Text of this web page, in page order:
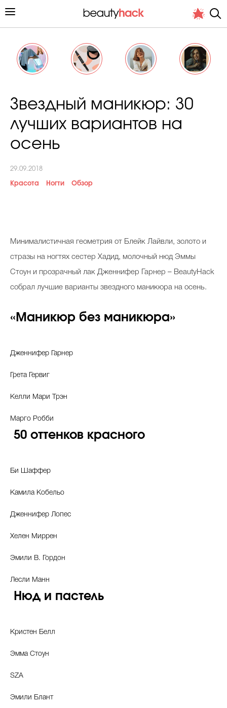
Вопрос эксперту
Папа может
Бьютихакер / Мама-хакер
Выбор визажистов
Выбор косметолога
Хит недели от визажиста
Celebrity дня
Фотоальбом
Интервью со звездой
Beauty- битвы
Тесты
Звездный маникюр: 30
лучших вариантов на
осень
29.09.2018
Красота Ногти Обзор
М инималистичная геометрия от Блейк Лайвли, золото и
стразы на ногтях сестер Хадид, молочный нюд Эммы
Стоун и прозрачный лак Дженнифер Гарнер – BeautyHack
собрал лучшие варианты звездного маникюра на осень.
«Маникюр без маникюра»
Дженнифер Гарнер
Грета Гервиг
Келли Мари Трэн
Марго Робби
50 оттенков красного
Би Шаффер
Камила Кобельо
Дженнифер Лопес
Хелен Миррен
Эмили В. Гордон
Лесли Манн
Нюд и пастель
Кристен Белл
Эмма Стоун
SZA
Эмили Блант